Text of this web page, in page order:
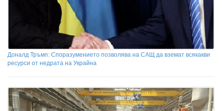
Доналд Тръмп: Споразумението позволява на САЩ да вземат всякакви
ресурси от недрата на Украйна